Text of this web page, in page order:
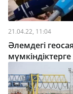
21.04.22, 11:04
Әлемдегі